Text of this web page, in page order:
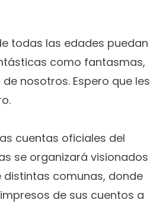
todas las edades puedan
como fantasmas,
nosotros. Espero que les
cuentas oficiales del
se organizará visionados
comunas, donde
de sus cuentos a